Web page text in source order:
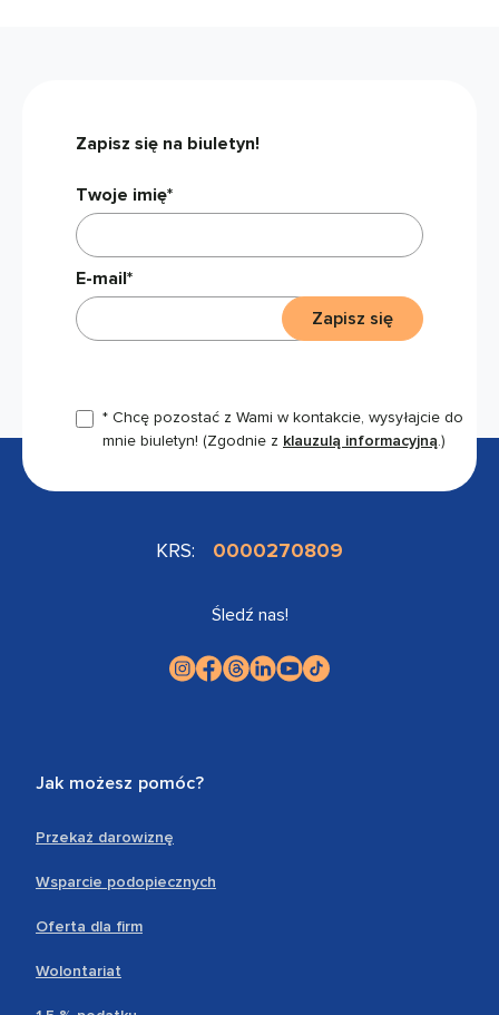
Zapisz się na biuletyn!
Twoje imię*
E-mail*
* Chcę pozostać z Wami w kontakcie, wysyłajcie do
mnie biuletyn! (Zgodnie z klauzulą informacyjną.)
Zapisz się
KRS: 0000270809
Śledź nas!
Jak możesz pomóc?
Przekaż darowiznę
Wsparcie podopiecznych
Oferta dla firm
Wolontariat